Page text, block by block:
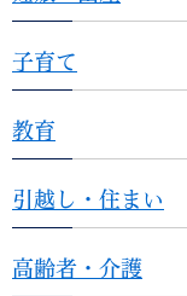
子育て
教育
引越し・住まい
高齢者・介護